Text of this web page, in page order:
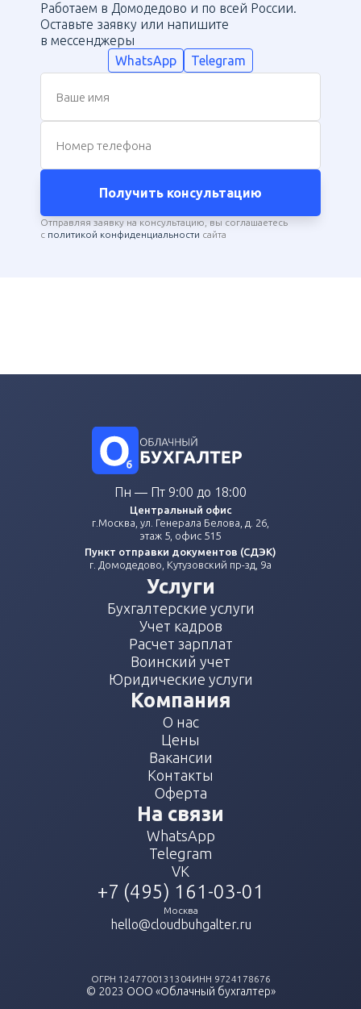
Работаем в Домодедово и по всей России.
Оставьте заявку или напишите
в мессенджеры
WhatsApp
Telegram
Ваше имя
Номер телефона
Получить консультацию
Отправляя заявку на консультацию, вы соглашаетесь
с политикой конфиденциальности сайта
Пн — Пт 9:00 до 18:00
Центральный офис
г.Москва, ул. Генерала Белова, д. 26,
этаж 5, офис 515
Пункт отправки документов (СДЭК)
г. Домодедово, Кутузовский пр-зд, 9а
Услуги
Бухгалтерские услуги
Учет кадров
Расчет зарплат
Воинский учет
Юридические услуги
Компания
О нас
Цены
Вакансии
Контакты
Оферта
На связи
WhatsApp
Telegram
VK
+7 (495) 161-03-01
Москва
hello@cloudbuhgalter.ru
ОГРН 1247700131304ИНН 9724178676
© 2023 ООО «Облачный бухгалтер»